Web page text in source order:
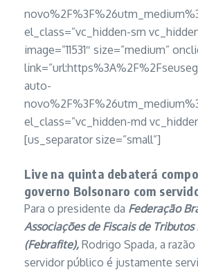
el_class=”vc_hidden-sm
image=”11531″ size=”medium”
auto-
el_class=”vc_hidden-md
[us_separator size=”small”]
Live na quinta debaterá
governo Bolsonaro com
Para o presidente da Federação
Associações de Fiscais de Tributos
(Febrafite), Rodrigo Spada, a
servidor público é justamente